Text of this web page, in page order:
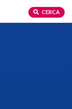
CERCA